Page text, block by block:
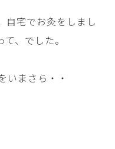
自宅でお灸をしまし
、でした。
いまさら・・